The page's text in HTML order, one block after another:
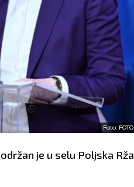
Foto:
održan je u selu Poljska